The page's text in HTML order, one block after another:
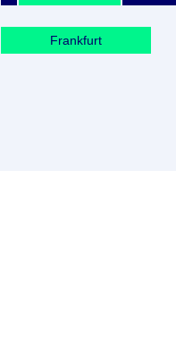
Frankfurt